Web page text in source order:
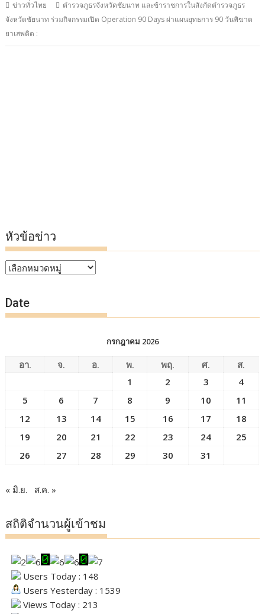
ข่าวทั่วไทย
ตำรวจภูธรจังหวัดชัยนาท และข้าราชการในสังกัดตำรวจภูธร
จังหวัดชัยนาท ร่วมกิจกรรมเปิด Operation 90 Days ผ่าแผนยุทธการ 90 วันพิฆาต
ยาเสพติด :
หัวข้อข่าว
หัวข้อ
Date
กรกฎาคม 2026
อา. จ. อ. พ. พฤ. ศ.
ส.
1
2 3
4
5
6 7 8 9 10
11
12
13 14 15 16 17
18
19
20 21 22 23 24
25
26
27 28 29 30 31
« มิ.ย. ส.ค. »
สถิติจำนวนผู้เข้าชม
Users Today : 148
Users Yesterday : 1539
Views Today : 213